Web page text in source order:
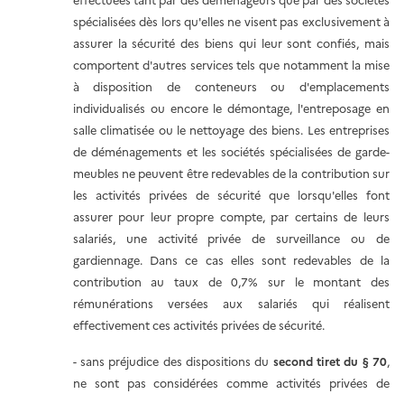
spécialisées dès lors qu'elles ne visent pas exclusivement à
assurer la sécurité des biens qui leur sont confiés, mais
comportent d'autres services tels que notamment la mise
à disposition de conteneurs ou d'emplacements
individualisés ou encore le démontage, l'entreposage en
salle climatisée ou le nettoyage des biens. Les entreprises
de déménagements et les sociétés spécialisées de garde-
meubles ne peuvent être redevables de la contribution sur
les activités privées de sécurité que lorsqu'elles font
assurer pour leur propre compte, par certains de leurs
salariés, une activité privée de surveillance ou de
gardiennage. Dans ce cas elles sont redevables de la
contribution au taux de 0,7% sur le montant des
rémunérations versées aux salariés qui réalisent
effectivement ces activités privées de sécurité.
- sans préjudice des dispositions du second tiret du § 70,
ne sont pas considérées comme activités privées de